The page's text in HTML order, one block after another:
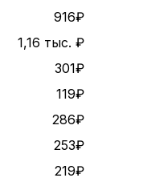
916₽
1,16 тыс. ₽
301₽
119₽
286₽
253₽
219₽